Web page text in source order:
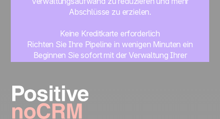
Abschlüsse zu erzielen.
Keine Kreditkarte erforderlich
Richten Sie Ihre Pipeline in wenigen Minuten ein
Beginnen Sie sofort mit der Verwaltung Ihrer